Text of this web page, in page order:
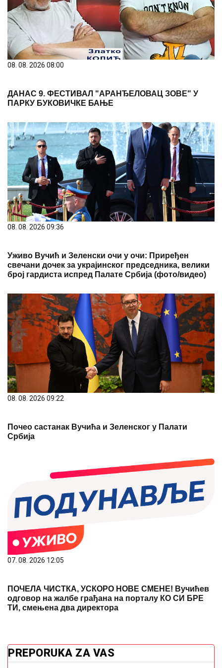
08. 08. 2026 08:00
ДАНАС 9. ФЕСТИВАЛ "АРАНЂЕЛОВАЦ ЗОВЕ" У
ПАРКУ БУКОВИЧКЕ БАЊЕ
08. 08. 2026 09:36
Уживо Вучић и Зеленски очи у очи: Приређен
свечани дочек за украјинског председника, велики
број гардиста испред Палате Србија (фото/видео)
08. 08. 2026 09:22
Почео састанак Вучића и Зеленског у Палати
Србија
07. 08. 2026 12:05
ПОЧЕЛА ЧИСТКА, УСКОРО НОВЕ СМЕНЕ! Вучићев
одговор на жалбе грађана на порталу КО СИ БРЕ
ТИ, смењена два директора
PREPORUKA ZA VAS